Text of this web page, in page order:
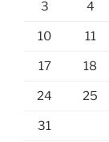
3 4
10 11
17 18
24 25
31